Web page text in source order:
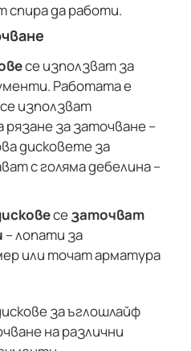
спира да работи.
се използват за
Работата е
използват
рязане за заточване –
дисковете за
с голяма дебелина –
сезаточват
– лопати за
или точат арматура